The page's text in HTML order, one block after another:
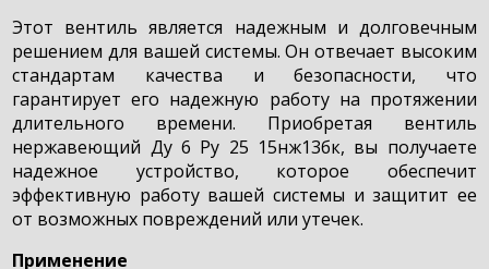
Этот вентиль является надежным и долговечным
решением для вашей системы. Он отвечает высоким
стандартам качества и безопасности, что
гарантирует его надежную работу на протяжении
длительного времени. Приобретая вентиль
нержавеющий Ду 6 Ру 25 15нж13бк, вы получаете
надежное устройство, которое обеспечит
эффективную работу вашей системы и защитит ее
от возможных повреждений или утечек.
Применение